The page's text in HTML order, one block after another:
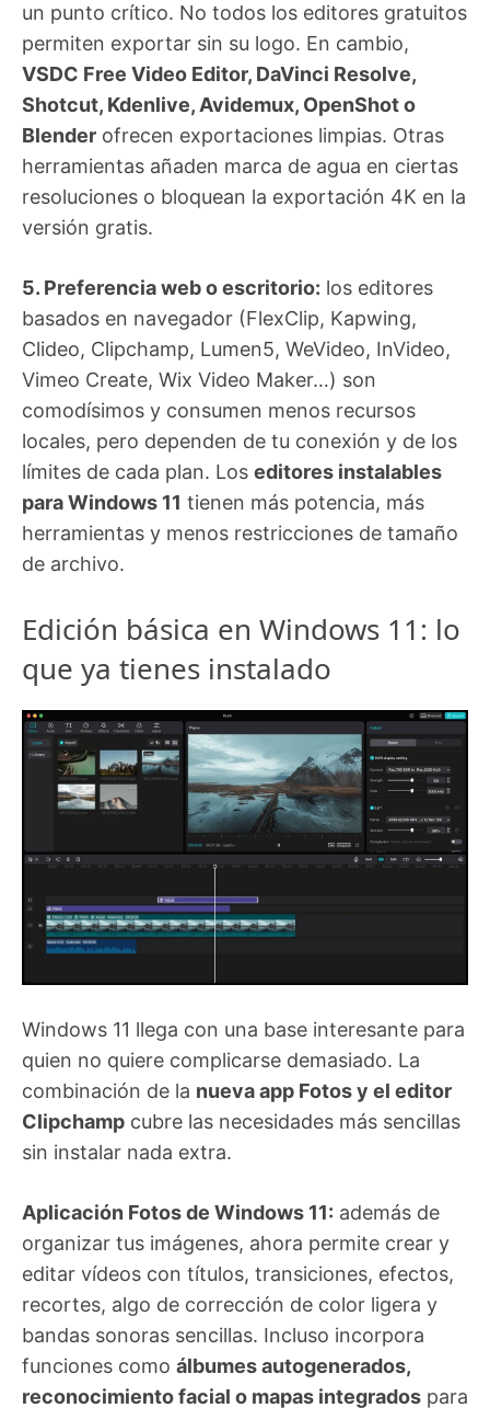
un punto crítico. No todos los editores gratuitos
permiten exportar sin su logo. En cambio,
VSDC Free Video Editor, DaVinci Resolve,
Shotcut, Kdenlive, Avidemux, OpenShot o
Blender ofrecen exportaciones limpias. Otras
herramientas añaden marca de agua en ciertas
resoluciones o bloquean la exportación 4K en la
versión gratis.
5. Preferencia web o escritorio: los editores
basados en navegador (FlexClip, Kapwing,
Clideo, Clipchamp, Lumen5, WeVideo, InVideo,
Vimeo Create, Wix Video Maker…) son
comodísimos y consumen menos recursos
locales, pero dependen de tu conexión y de los
límites de cada plan. Los editores instalables
para Windows 11 tienen más potencia, más
herramientas y menos restricciones de tamaño
de archivo.
Edición básica en Windows 11: lo
que ya tienes instalado
Windows 11 llega con una base interesante para
quien no quiere complicarse demasiado. La
combinación de la nueva app Fotos y el editor
Clipchamp cubre las necesidades más sencillas
sin instalar nada extra.
Aplicación Fotos de Windows 11: además de
organizar tus imágenes, ahora permite crear y
editar vídeos con títulos, transiciones, efectos,
recortes, algo de corrección de color ligera y
bandas sonoras sencillas. Incluso incorpora
funciones como álbumes autogenerados,
reconocimiento facial o mapas integrados para